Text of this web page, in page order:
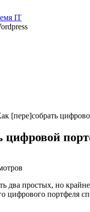
IT
[пере]собрать
цифровой
два простых, но
цифрового портфеля